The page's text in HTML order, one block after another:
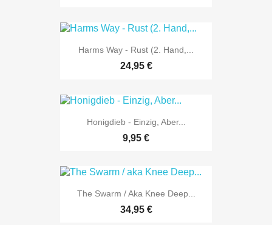
Harms Way - Rust (2. Hand,...
24,95 €
Honigdieb - Einzig, Aber...
9,95 €
The Swarm / Aka Knee Deep...
34,95 €